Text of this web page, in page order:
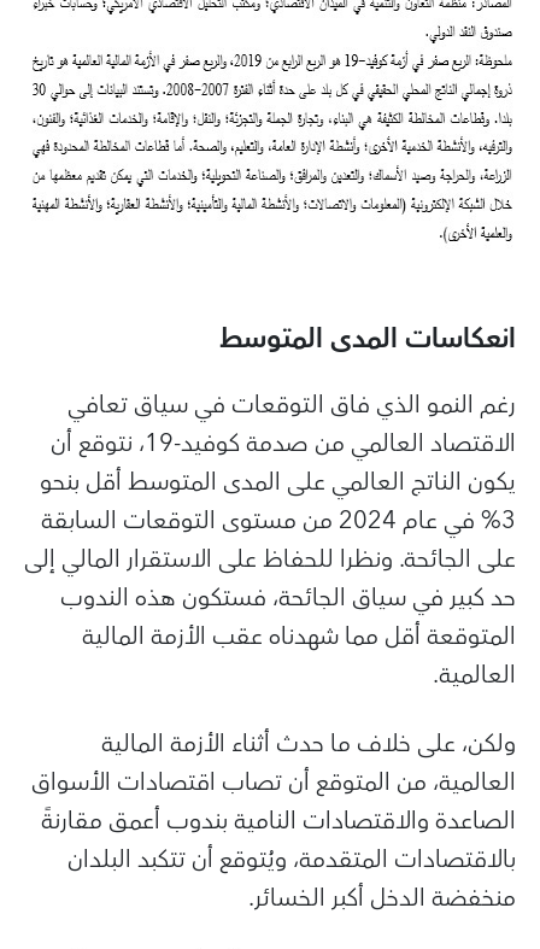
انعكاسات المدى المتوسط
رغم النمو الذي فاق التوقعات في سياق تعافي
الاقتصاد العالمي من صدمة كوفيد-19، نتوقع أن
يكون الناتج العالمي على المدى المتوسط أقل بنحو
3% في عام 2024 من مستوى التوقعات السابقة
على الجائحة. ونظرا للحفاظ على الاستقرار المالي إلى
حد كبير في سياق الجائحة، فستكون هذه الندوب
المتوقعة أقل مما شهدناه عقب الأزمة المالية
العالمية.
ولكن، على خلاف ما حدث أثناء الأزمة المالية
العالمية، من المتوقع أن تصاب اقتصادات الأسواق
الصاعدة والاقتصادات النامية بندوب أعمق مقارنةً
بالاقتصادات المتقدمة، ويُتوقع أن تتكبد البلدان
منخفضة الدخل أكبر الخسائر.